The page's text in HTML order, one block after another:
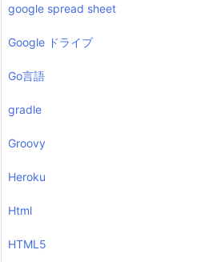
google spread sheet
Google ドライブ
Go言語
gradle
Groovy
Heroku
Html
HTML5